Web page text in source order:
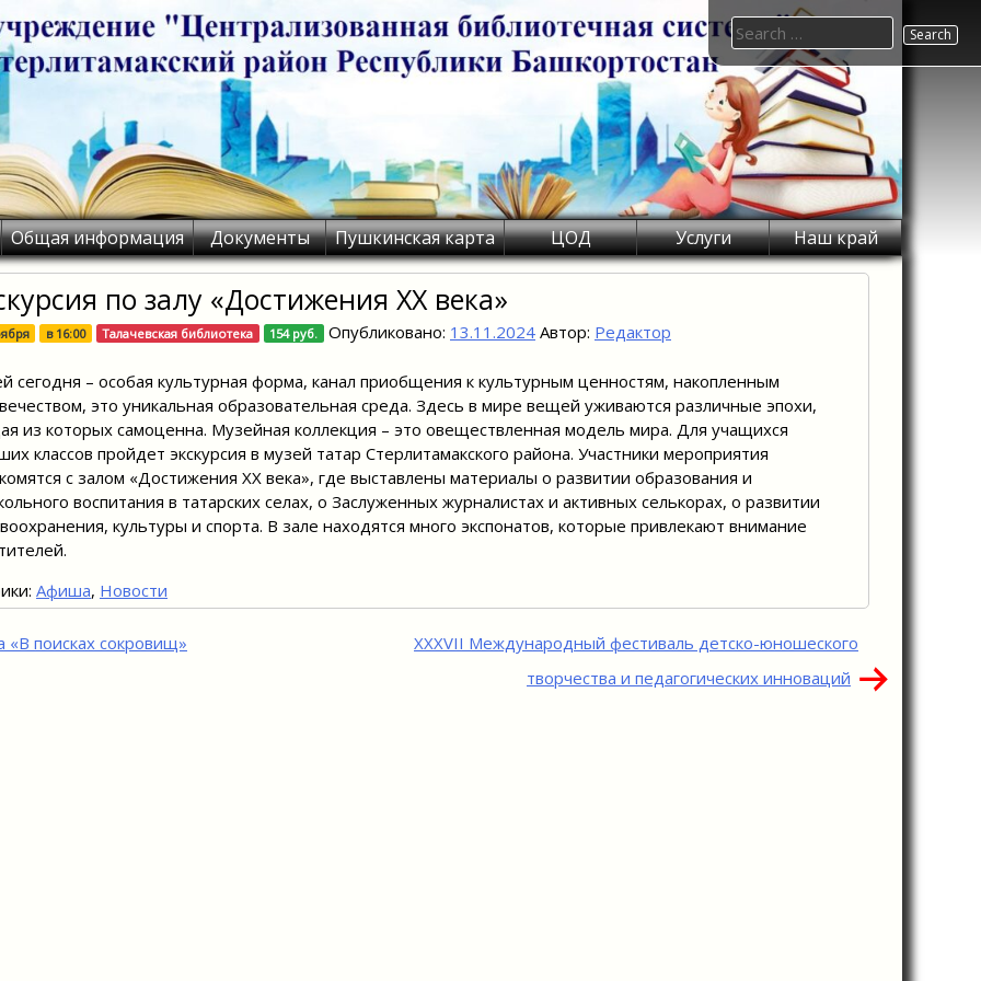
Общая информация Документы Пушкинская карта ЦОД Услуги Наш край
Search
for:
по залу «Достижения ХХ века»
в16:00 Талачевская библиотека 154 руб. Опубликовано: 13.11.2024 Автор: Редактор
сегодня – особая культурная форма, канал приобщения к культурным ценностям, накопленным
это уникальная образовательная среда. Здесь в мире вещей уживаются различные эпохи,
из которых самоценна. Музейная коллекция – это овеществленная модель мира. Для учащихся
классов пройдет экскурсия в музей татар Стерлитамакского района. Участники мероприятия
с залом «Достижения ХХ века», где выставлены материалы о развитии образования и
воспитания в татарских селах, о Заслуженных журналистах и активных селькорах, о развитии
культуры и спорта. В зале находятся много экспонатов, которые привлекают внимание
Афиша, Новости
«В поисках сокровищ»
XXXVII Международный фестиваль детско-юношеского
творчества и педагогических инноваций